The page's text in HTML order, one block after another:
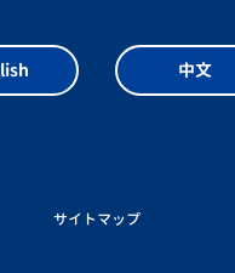
サイトマップ
中文